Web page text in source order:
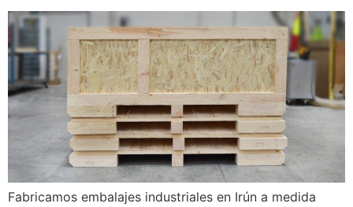
Fabricamos embalajes industriales en Irún a medida